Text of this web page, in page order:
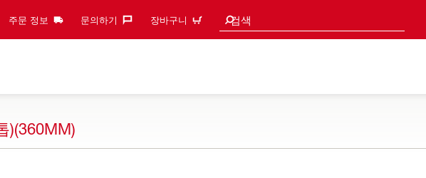
주문 정보 문의하기‎ 장바구니 검색
검색 추천
)(360MM)